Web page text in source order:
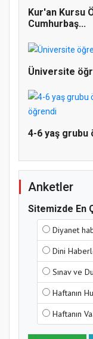
Kur'an Kursu
Cumhurbaş...
Üniversite
4-6 yaş grubu
Anketler
Sitemizde En
Diyanet
Dini
Sınav ve
Haftanın
Haftanın